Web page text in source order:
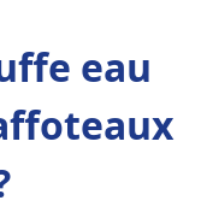
eau